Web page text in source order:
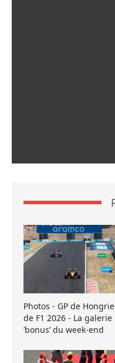
Photos - GP de Hongrie
de F1 2026 - La galerie
’bonus’ du week-end